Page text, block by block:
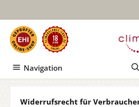
Navigation
Widerrufsrecht für